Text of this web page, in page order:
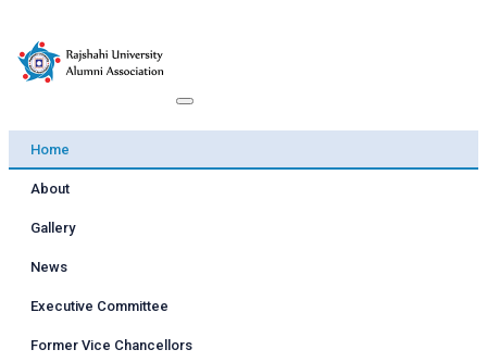
Home
About
Gallery
News
Executive Committee
Former Vice Chancellors